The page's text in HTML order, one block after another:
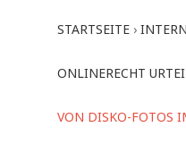
STARTSEITE ›
ONLINERECHT
VON DISKO-FOTOS